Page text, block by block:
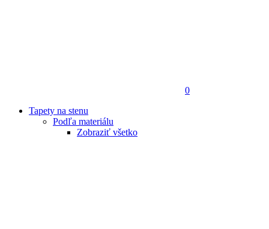
0
Tapety na stenu
Podľa materiálu
Zobraziť všetko